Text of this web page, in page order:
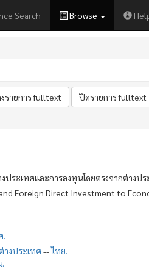
Search Browse
ประเทศและการลงทุนโดยตรงจากต่างป
Foreign Direct Investment to
.
างประเทศ --ไทย.